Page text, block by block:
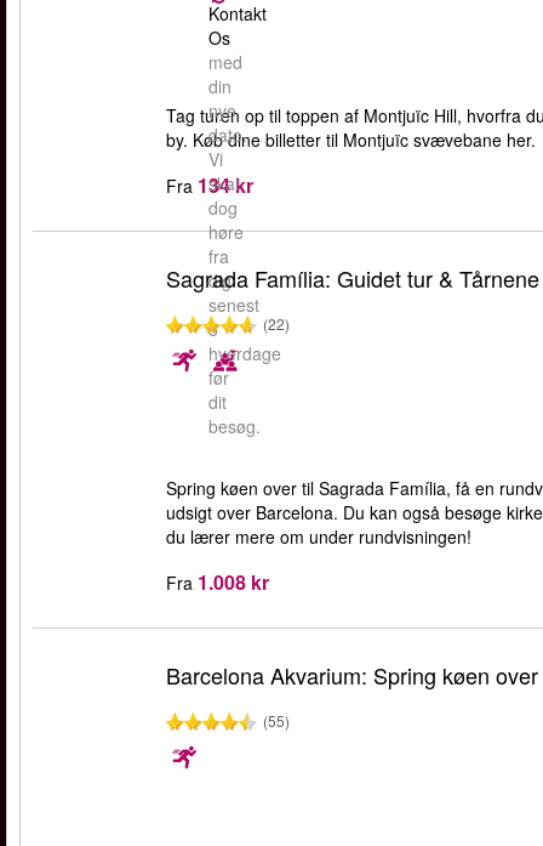
Kontakt
Os
med
din
nye
dato.
Vi
skal
dog
høre
fra
dig
senest
5
hverdage
før
dit
besøg.
Tag turen op til toppen af Montjuïc Hill, hvorfra
by. Køb dine billetter til Montjuïc svævebane her.
Fra 134 kr
Sagrada Família: Guidet tur & Tårnene
(22)
Spring køen over til Sagrada Família, få en
udsigt over Barcelona. Du kan også besøge
du lærer mere om under rundvisningen!
Fra 1.008 kr
Barcelona Akvarium: Spring køen over
(55)